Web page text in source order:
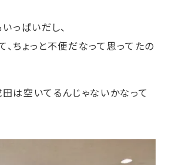
っぱいだし、
、ちょっと不便だなって思ってたの
田は空いてるんじゃないかなって